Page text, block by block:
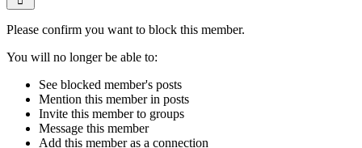
Please confirm you want to block this member.
You will no longer be able to:
See blocked member's posts
Mention this member in posts
Invite this member to groups
Message this member
Add this member as a connection